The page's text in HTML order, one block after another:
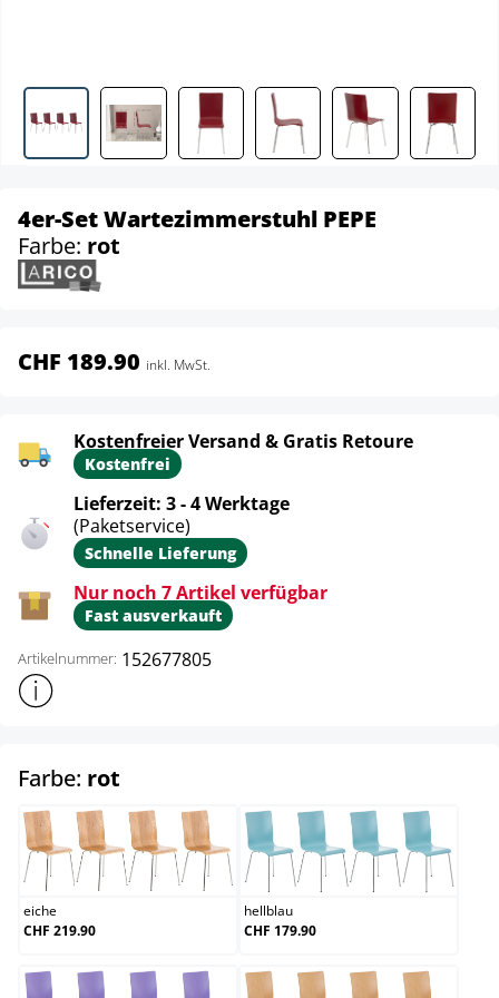
4er-Set Wartezimmerstuhl PEPE
Farbe: rot
CHF 189.90 inkl. MwSt.
Kostenfreier Versand & Gratis Retoure
Kostenfrei
Lieferzeit: 3 - 4 Werktage
(Paketservice)
Schnelle Lieferung
Nur noch 7 Artikel verfügbar
Fast ausverkauft
Artikelnummer: 152677805
Weitere Produktinformationen anzeigen
Farbe: rot
eiche
eiche
CHF 219.90
hellblau
hellblau
CHF 179.90